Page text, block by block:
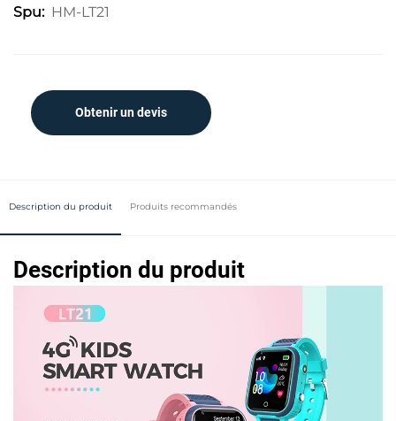
Spu: HM-LT21
Obtenir un devis
Description du produit Produits recommandés
Description du produit